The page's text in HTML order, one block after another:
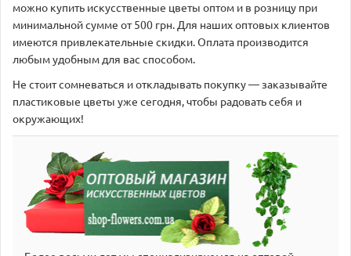
можно купить искусственные цветы оптом и в розницу при
минимальной сумме от 500 грн. Для наших оптовых клиентов
имеются привлекательные скидки. Оплата производится
любым удобным для вас способом.
Не стоит сомневаться и откладывать покупку — заказывайте
пластиковые цветы уже сегодня, чтобы радовать себя и
окружающих!